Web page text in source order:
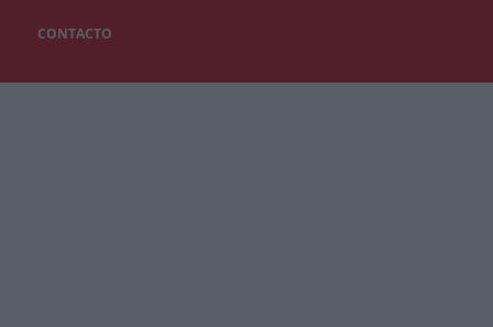
CONTACTO